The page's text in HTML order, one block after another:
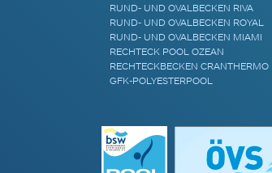
RUND- UND OVALBECKEN RIVA
RUND- UND OVALBECKEN ROYAL
RUND- UND OVALBECKEN MIAMI
RECHTECK POOL OZEAN
RECHTECKBECKEN CRANTHERMO
GFK-POLYESTERPOOL